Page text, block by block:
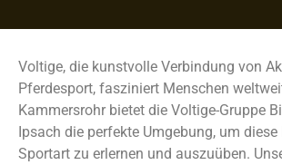
Voltige, die kunstvolle Verbindung von
Pferdesport, fasziniert Menschen
Kammersrohr bietet die Voltige-Gruppe
Ipsach die perfekte Umgebung, um
Sportart zu erlernen und auszuüben.